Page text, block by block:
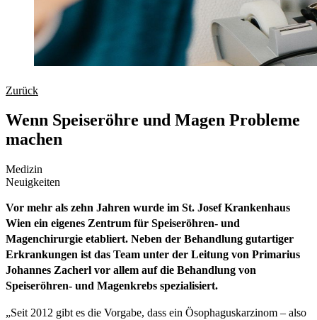
Zurück
Wenn Speiseröhre und Magen Probleme
machen
Medizin
Neuigkeiten
Vor mehr als zehn Jahren wurde im St. Josef Krankenhaus
Wien ein eigenes Zentrum für Speiseröhren- und
Magenchirurgie etabliert. Neben der Behandlung gutartiger
Erkrankungen ist das Team unter der Leitung von Primarius
Johannes Zacherl vor allem auf die Behandlung von
Speiseröhren- und Magenkrebs spezialisiert.
„Seit 2012 gibt es die Vorgabe, dass ein Ösophaguskarzinom – also